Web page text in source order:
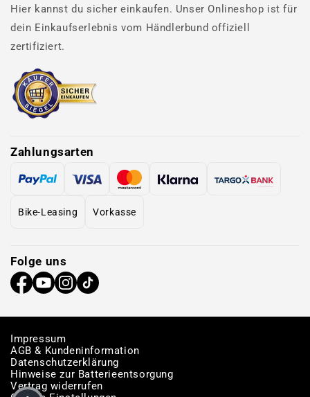
Hier kannst du sicher einkaufen. Unser Onlineshop ist für
dein Einkaufserlebnis vom Händlerbund offiziell
zertifiziert.
Zahlungsarten
Bike-Leasing Vorkasse
Folge uns
Impressum
AGB & Kundeninformation
Datenschutzerklärung
Hinweise zur Batterieentsorgung
Vertrag widerrufen